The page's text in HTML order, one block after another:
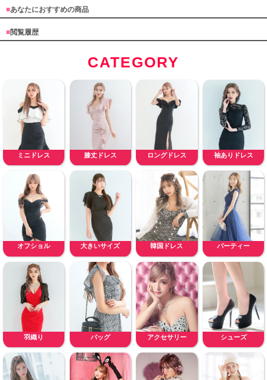
■あなたにおすすめの商品
■閲覧履歴
CATEGORY
ミニドレス 膝丈ドレス ロングドレス 袖ありドレス
オフショル 大きいサイズ 韓国ドレス パーティー
羽織り バッグ アクセサリー シューズ